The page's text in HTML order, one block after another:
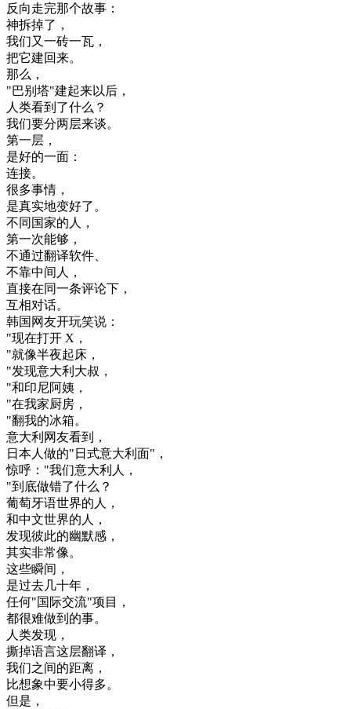
反向走完那个故事 ：
神拆掉了 ，
我们又一砖一瓦 ，
把它建回来。
那么 ，
"巴别 塔"建起来以后 ，
人类看到 了什么 ？
我们要分两层来谈。
第一层 ，
是好的一面 ：
连接。
很多事情 ，
是真实地变好了。
不同 国家的人 ，
第一次能够 ，
不通过翻译软件、
不靠中间 人 ，
直接在同一条评论下 ，
互相对话。
韩国 网友开玩笑说 ：
"现在打开 X ，
"就像半夜起床 ，
"发现意大利 大叔 ，
"和印尼阿姨 ，
"在我家厨房 ，
"翻我的冰箱。
意大利 网友看到
，
日本人做的" 日 式意大利 面" ，
惊呼 ： "我们意大利 人 ，
"到底做错了什么 ？
葡萄牙语世界的人 ，
和中文世界的人 ，
发现彼此的幽默感 ，
其实非常像。
这些瞬间 ，
是过去几十年 ，
任何"国际交流"项目
，
都很难做到 的事。
人类发现 ，
撕掉语言这层翻译 ，
我们之间的距离 ，
比想象中要小得多。
但是 ，